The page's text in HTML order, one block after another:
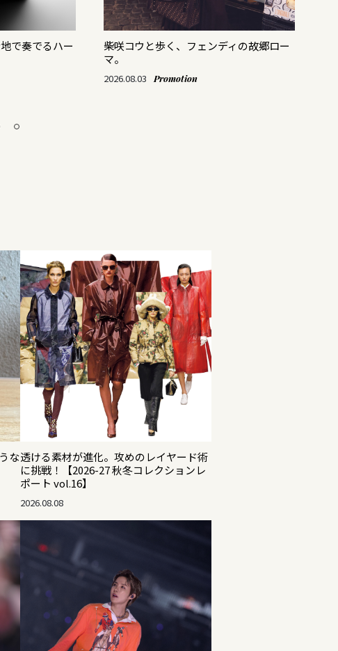
で奏でるハー
柴咲コウと歩く、フェンディの故郷ロー
マ。
2026.08.03 Promotion
な透ける素材が進化。攻めのレイヤード術
に挑戦！【2026-27 秋冬コレクションレ
ポート vol.16】
2026.08.08